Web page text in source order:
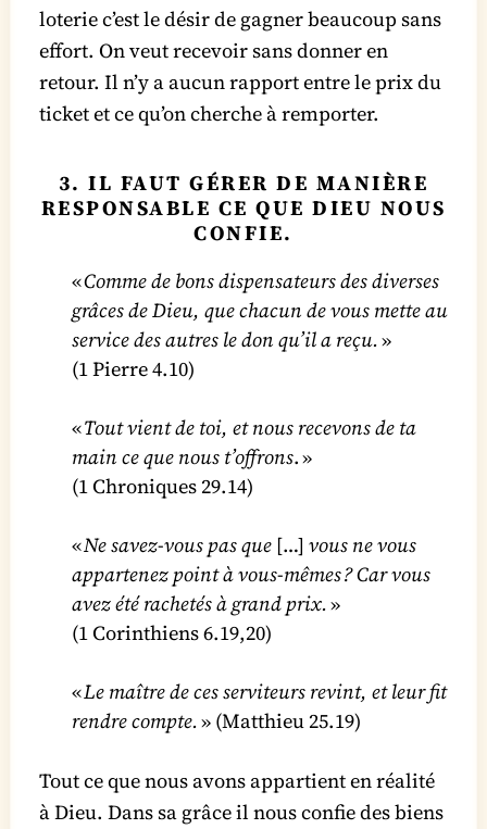
loterie c’est le désir de gagner beaucoup sans
effort. On veut recevoir sans donner en
retour. Il n’y a aucun rapport entre le prix du
ticket et ce qu’on cherche à remporter.
3. IL FAUT GÉRER DE MANIÈRE
RESPONSABLE CE QUE DIEU NOUS
CONFIE.
«Comme de bons dispensateurs des diverses
grâces de Dieu, que chacun de vous mette au
service des autres le don qu’il a reçu.»
(1 Pierre 4.10)
«Tout vient de toi, et nous recevons de ta
main ce que nous t’offrons. »
(1 Chroniques 29.14)
«Ne savez-vous pas que […] vous ne vous
appartenez point à vous-mêmes ? Car vous
avez été rachetés à grand prix.»
(1 Corinthiens 6.19,20)
«Le maître de ces serviteurs revint, et leur fit
rendre compte.» (Matthieu 25.19)
Tout ce que nous avons appartient en réalité
à Dieu. Dans sa grâce il nous confie des biens